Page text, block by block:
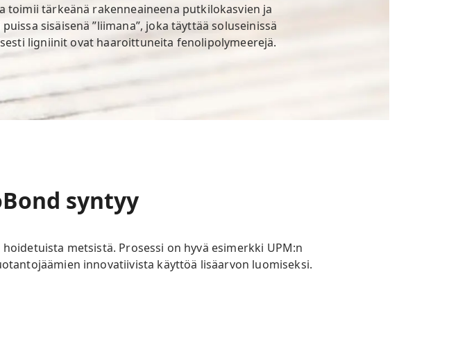
tärkeänä rakenneaineena putkilokasvien ja
sisäisenä ”liimana”, joka täyttää soluseinissä
ligniinit ovat haaroittuneita fenolipolymeerejä.
syntyy
metsistä. Prosessi on hyvä esimerkki UPM:n
innovatiivista käyttöä lisäarvon luomiseksi.